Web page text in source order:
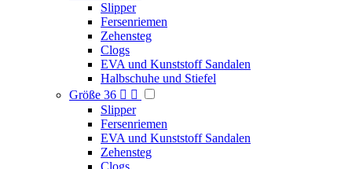
Slipper
Fersenriemen
Zehensteg
Clogs
EVA und Kunststoff Sandalen
Halbschuhe und Stiefel
Größe 36  
Slipper
Fersenriemen
EVA und Kunststoff Sandalen
Zehensteg
Clogs